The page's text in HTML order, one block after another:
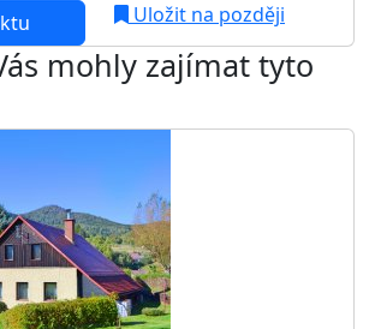
Uložit na později
mohly zajímat tyto